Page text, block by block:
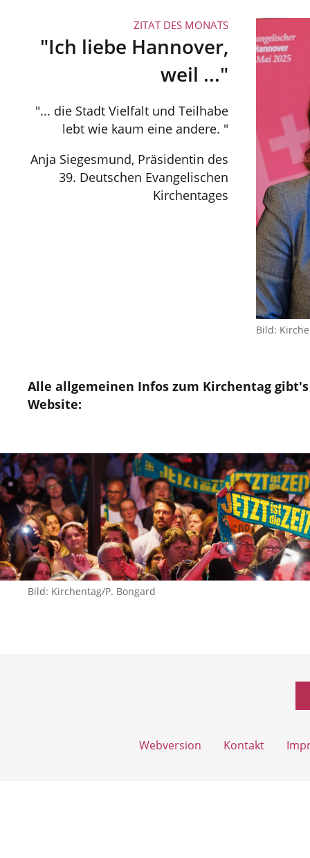
ZITAT DES MONATS
"Ich liebe Hannover,
weil ..."
"... die Stadt Vielfalt und Teilhabe
lebt wie kaum eine andere. "
Anja Siegesmund, Präsidentin des
39. Deutschen Evangelischen
Kirchentages
Bild:
Alle allgemeinen Infos zum Kirchentag
Website:
Bild: Kirchentag/P. Bongard
Webversion Kontakt